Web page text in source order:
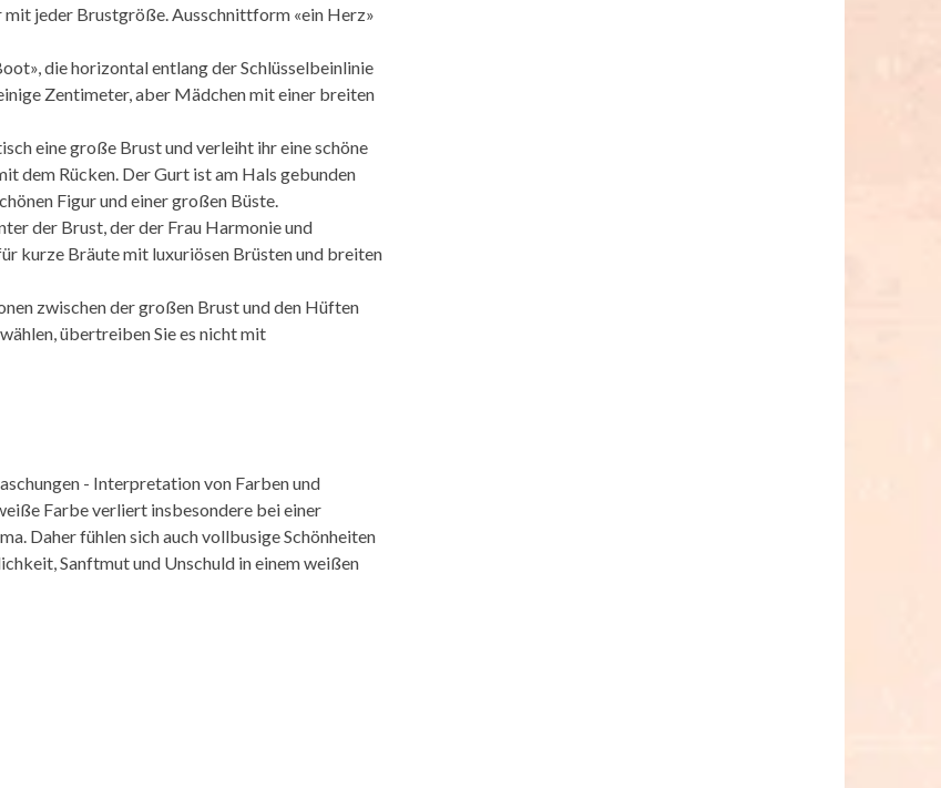
jeder Brustgröße. Ausschnittform «ein Herz»
die horizontal entlang der Schlüsselbeinlinie
Zentimeter, aber Mädchen mit einer breiten
eine große Brust und verleiht ihr eine schöne
dem Rücken. Der Gurt ist am Hals gebunden
Figur und einer großen Büste.
der Brust, der der Frau Harmonie und
kurze Bräute mit luxuriösen Brüsten und breiten
zwischen der großen Brust und den Hüften
übertreiben Sie es nicht mit
- Interpretation von Farben und
Farbe verliert insbesondere bei einer
Daher fühlen sich auch vollbusige Schönheiten
Sanftmut und Unschuld in einem weißen